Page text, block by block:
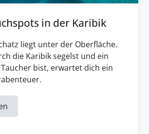
in der Karibik
liegt unter der Oberfläche.
die Karibik segelst und ein
bist, erwartet dich ein